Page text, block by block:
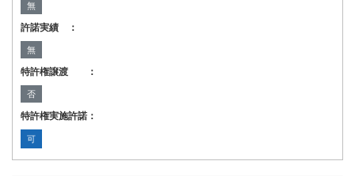
無
許諾実績 ：
無
特許権譲渡 ：
否
特許権実施許諾：
可